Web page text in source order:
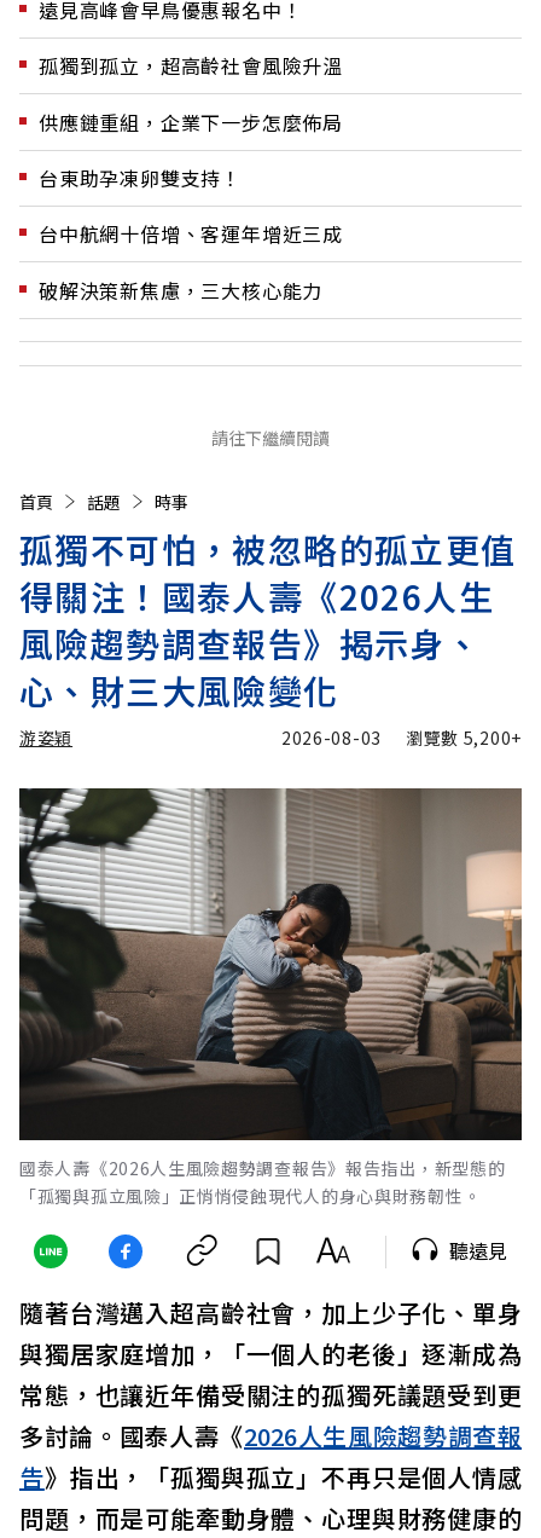
遠見高峰會早鳥優惠報名中！
孤獨到孤立，超高齡社會風險升溫
供應鏈重組，企業下一步怎麼佈局
台東助孕凍卵雙支持！
台中航網十倍增、客運年增近三成
破解決策新焦慮，三大核心能力
請往下繼續閱讀
首頁 話題 時事
孤獨不可怕，被忽略的孤立更值
得關注！國泰人壽《2026人生
風險趨勢調查報告》揭示身、
心、財三大風險變化
游姿穎 2026-08-03 瀏覽數 5,200+
國泰人壽《2026人生風險趨勢調查報告》報告指出，新型態的
「孤獨與孤立風險」正悄悄侵蝕現代人的身心與財務韌性。
聽遠見
隨著台灣邁入超高齡社會，加上少子化、單身
與獨居家庭增加，「一個人的老後」逐漸成為
常態，也讓近年備受關注的孤獨死議題受到更
多討論。國泰人壽《2026人生風險趨勢調查報
告》指出，「孤獨與孤立」不再只是個人情感
問題，而是可能牽動身體、心理與財務健康的